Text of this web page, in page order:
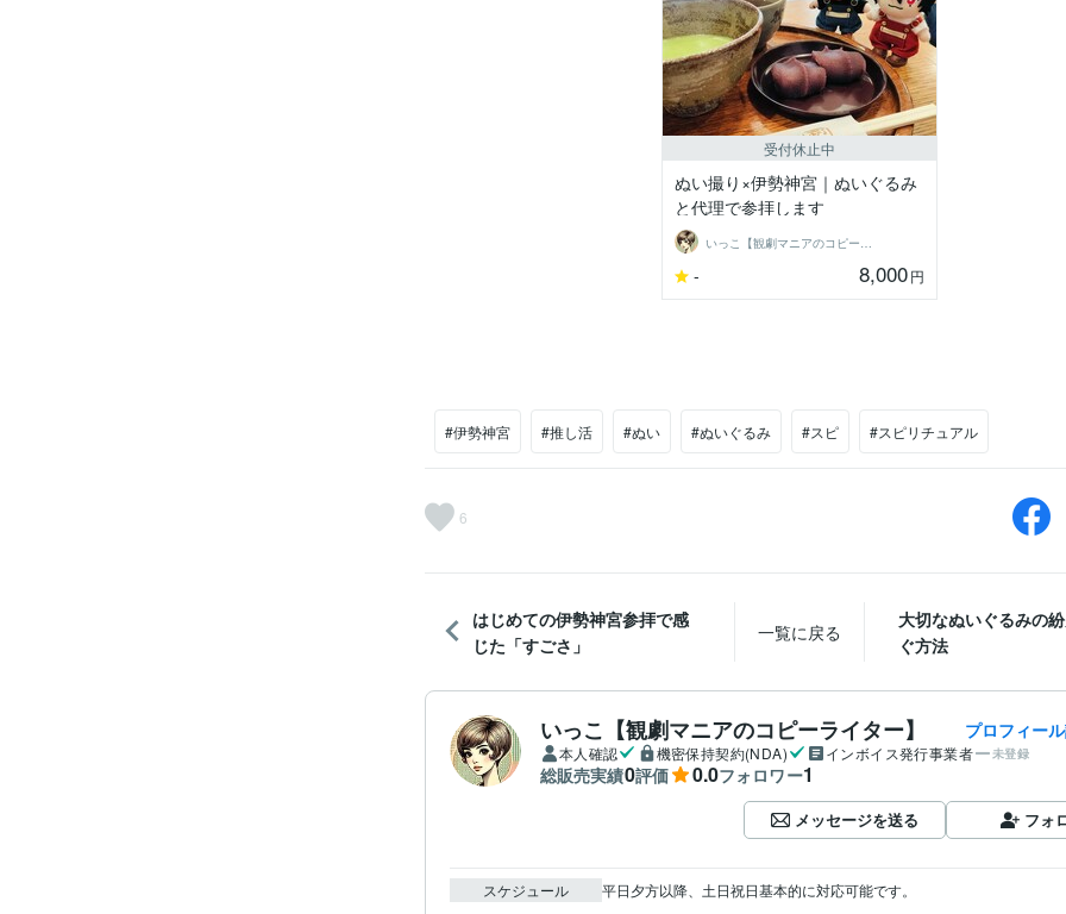
受付休止中
ぬい撮り×伊勢神宮｜ぬいぐるみ
と代理で参拝します
いっこ【観劇マニアのコピーライター】
- 8,000円
#伊勢神宮 #推し活 #ぬい #ぬいぐるみ #スピ #スピリチュアル
6
はじめての伊勢神宮参拝で感
じた「すごさ」
一覧に戻る
大切なぬいぐるみの
ぐ方法
いっこ【観劇マニアのコピーライター】 プロフィー
本人確認 機密保持契約(NDA) インボイス発行事業者 未登録
総販売実績0評価 0.0フォロワー1
メッセージを送る フォ
スケジュール 平日夕方以降、土日祝日基本的に対応可能です。